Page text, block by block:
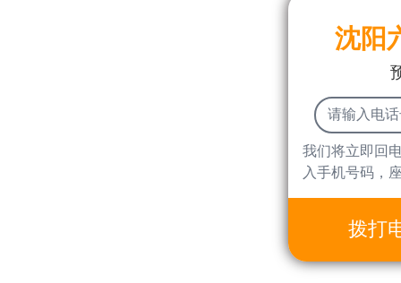
沈阳
我们将立即回
入手机号码，
拨打